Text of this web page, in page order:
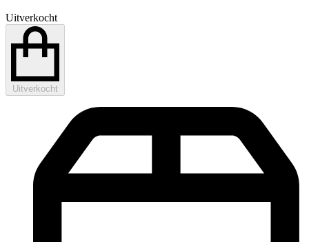
Uitverkocht
Uitverkocht